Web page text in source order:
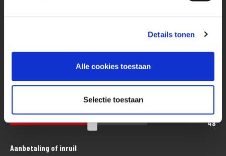
Details tonen
Alle cookies toestaan
Selectie toestaan
Financier deze Honda
Eenvoudig, flexibel en verantwoord lenen. Het MotoPort Flexplan.
€ 11.000,-
48
Aanbetaling of inruil